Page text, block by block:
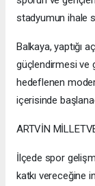
stadyumun ihale
Balkaya, yaptığı
güçlendirmesi ve
hedeflenen
içerisinde
ARTVİN
İlçede spor
katkı vereceğine